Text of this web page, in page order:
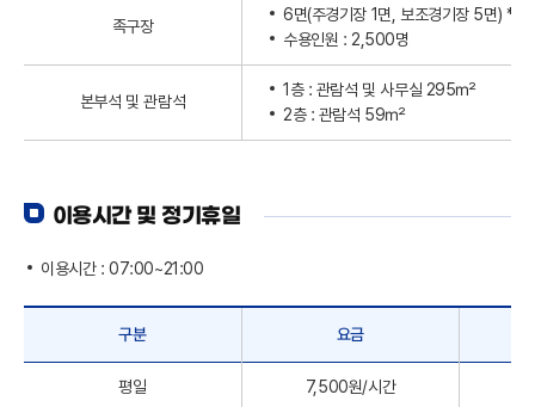
족구장
6면(주경기장 1면, 보조경기장 5면) *
수용인원 : 2,500명
본부석 및 관람석
1층 : 관람석 및 사무실 295㎡
2층 : 관람석 59㎡
이용시간 및 정기휴일
이용시간 : 07:00~21:00
구분 요금
평일 7,500원/시간